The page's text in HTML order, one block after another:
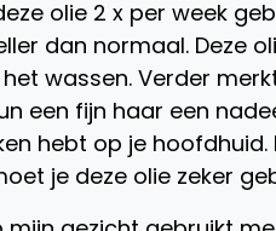
olie 2 x per week
dan normaal. Deze
wassen. Verder
een fijn haar een
hebt op je
je deze olie zeker